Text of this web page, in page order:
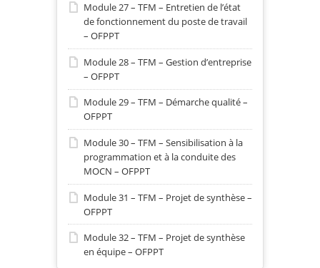
Module 27 – TFM – Entretien de l’état
de fonctionnement du poste de travail
– OFPPT
Module 28 – TFM – Gestion d’entreprise
– OFPPT
Module 29 – TFM – Démarche qualité –
OFPPT
Module 30 – TFM – Sensibilisation à la
programmation et à la conduite des
MOCN – OFPPT
Module 31 – TFM – Projet de synthèse –
OFPPT
Module 32 – TFM – Projet de synthèse
en équipe – OFPPT